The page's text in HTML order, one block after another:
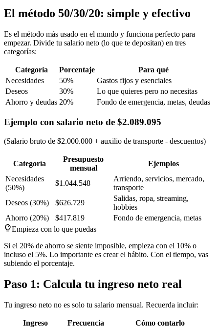
El método 50/30/20: simple y efectivo
Es el método más usado en el mundo y funciona perfecto para
empezar. Divide tu salario neto (lo que te depositan) en tres
categorías:
Categoría Porcentaje
Para qué
Necesidades
50%
Gastos fijos y esenciales
Deseos
30%
Lo que quieres pero no necesitas
Ahorro y deudas 20% Fondo de emergencia, metas, deudas
Ejemplo con salario neto de $2.089.095
(Salario bruto de $2.000.000 + auxilio de transporte - descuentos)
Categoría
Presupuesto
mensual
Ejemplos
Necesidades
(50%)
$1.044.548
Arriendo, servicios, mercado,
transporte
Deseos (30%)
$626.729
Salidas, ropa, streaming,
hobbies
Ahorro (20%)
$417.819
Fondo de emergencia, metas
Empieza con lo que puedas
Si el 20% de ahorro se siente imposible, empieza con el 10% o
incluso el 5%. Lo importante es crear el hábito. Con el tiempo, vas
subiendo el porcentaje.
Paso 1: Calcula tu ingreso neto real
Tu ingreso neto no es solo tu salario mensual. Recuerda incluir:
Ingreso Frecuencia
Cómo contarlo